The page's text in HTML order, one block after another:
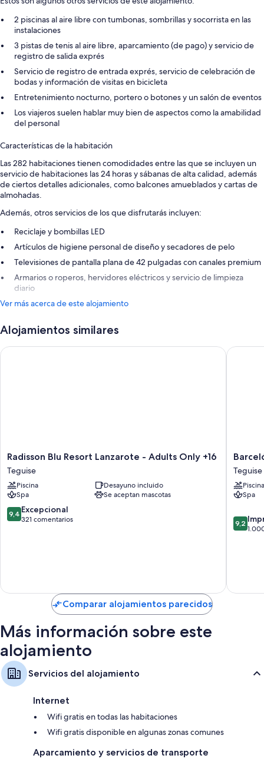
2 piscinas al aire libre con tumbonas, sombrillas y socorrista en las
instalaciones
3 pistas de tenis al aire libre, aparcamiento (de pago) y servicio de
registro de salida exprés
Servicio de registro de entrada exprés, servicio de celebración de
bodas y información de visitas en bicicleta
Entretenimiento nocturno, portero o botones y un salón de eventos
Los viajeros suelen hablar muy bien de aspectos como la amabilidad
del personal
Características de la habitación
Las 282 habitaciones tienen comodidades entre las que se incluyen un
servicio de habitaciones las 24 horas y sábanas de alta calidad, además
de ciertos detalles adicionales, como balcones amueblados y cartas de
almohadas.
Además, otros servicios de los que disfrutarás incluyen:
Reciclaje y bombillas LED
Artículos de higiene personal de diseño y secadores de pelo
Televisiones de pantalla plana de 42 pulgadas con canales premium
Armarios o roperos, hervidores eléctricos y servicio de limpieza
diario
Ver más acerca de este alojamiento
Alojamientos similares
Radisson
Blu
Resort
Lanzarote
-
Adults
Only
Radisson Blu Resort Lanzarote - Adults Only +16
Teguise
Piscina
Desayuno incluido
Spa
Se aceptan mascotas
9.4
sobre
9,4 Excepcional
321 comentarios
Radisson Blu Resort Lanzarote - Adults Only +16
Barceló
Teguise
Beach
-
Adults
Teguise
Teguise
Piscina
Spa
9.2
sobre
9,2
Barceló
Comparar alojamientos parecidos
Más información sobre este
alojamiento
Servicios del alojamiento
Internet
Wifi gratis en todas las habitaciones
Wifi gratis disponible en algunas zonas comunes
Aparcamiento y servicios de transporte